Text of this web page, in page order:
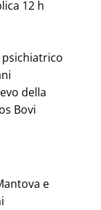
12 h
della
Bovi
e